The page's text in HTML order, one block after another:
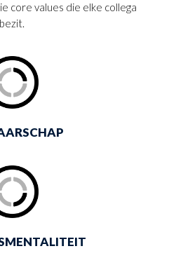
core values die elke collega
bezit.